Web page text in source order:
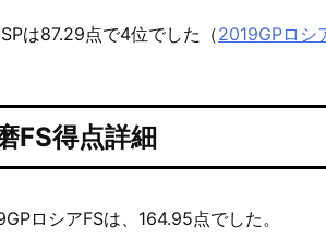
は87.29点で4位でした（2019GPロシ
FS得点詳細
ロシアFSは、164.95点でした。